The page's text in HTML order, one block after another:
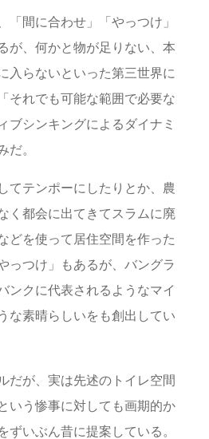
「間に合わせ」「やっつけ」
が、何かと物が足りない、本
入らないといった第三世界に
それでも可能な範囲で必要な
ブシンキングによるダイナミ
だ。
てテンポーにしたりとか、農
く都会に出てきてスラムに廃
どを使って居住空間を作った
っつけ」もあるが、バングラ
ンクに代表されるようなマイ
な素晴らしいをも創出してい
だが、実は先述のトイレ空間
いう惨事に対しても画期的か
ずいぶん昔に提案している。